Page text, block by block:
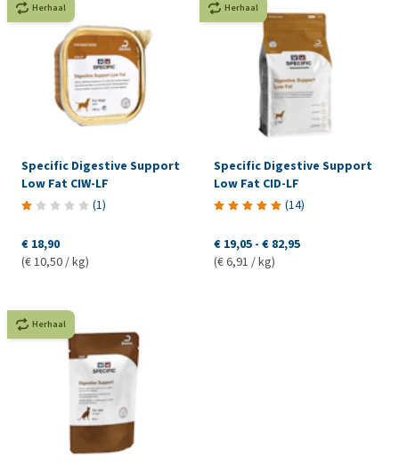
Herhaal
Specific Digestive Support
Low Fat CIW-LF
(1)
€ 18,90
(€ 10,50 / kg)
Herhaal
Specific Digestive Support
Low Fat CID-LF
(14)
€ 19,05 - € 82,95
(€ 6,91 / kg)
Herhaal